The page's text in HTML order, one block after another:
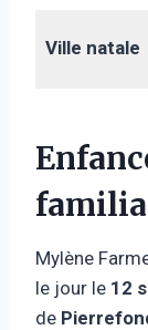
Ville natale
Mylène
le jour le 12
de